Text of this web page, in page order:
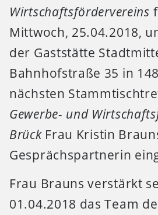
Wirtschaftsfördervereins
Mittwoch, 25.04.2018,
der Gaststätte
Bahnhofstraße 35 in
nächsten
Gewerbe- und
BrückFrau Kristin
Gesprächspartnerin
Frau Brauns verstärkt
01.04.2018 das Team